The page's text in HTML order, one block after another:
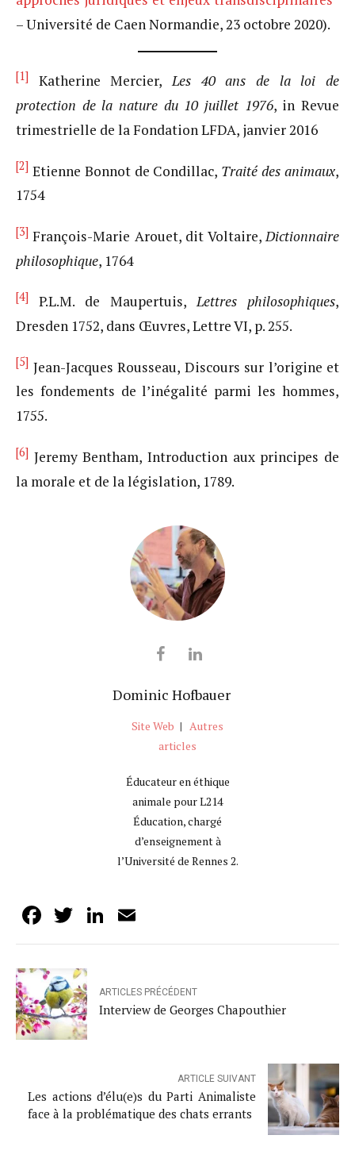
– Université de Caen Normandie, 23 octobre 2020).
[1] Katherine Mercier,Les 40 ans de la loi de
protection de la nature du 10 juillet 1976, in Revue
trimestrielle de la Fondation LFDA, janvier 2016
[2] Etienne Bonnot de Condillac, Traité des animaux,
1754
[3] François-Marie Arouet, dit Voltaire,Dictionnaire
philosophique, 1764
[4] P.L.M. de Maupertuis,Lettres philosophiques,
Dresden 1752, dans Œuvres, Lettre VI, p. 255.
[5] Jean-Jacques Rousseau, Discours sur l’origine et
les fondements de l’inégalité parmi les hommes,
1755.
[6] Jeremy Bentham, Introduction aux principes de
la morale et de la législation, 1789.
Dominic Hofbauer
Site Web | Autres
articles
Éducateur en éthique
animale pour L214
Éducation, chargé
d’enseignement à
l’Université de Rennes 2.
Facebook
TwitterLinkedIn
ARTICLES PRÉCÉDENT
Interview de Georges Chapouthier
ARTICLE SUIVANT
Les actions d’élu(e)s du Parti Animaliste
face à la problématique des chats errants